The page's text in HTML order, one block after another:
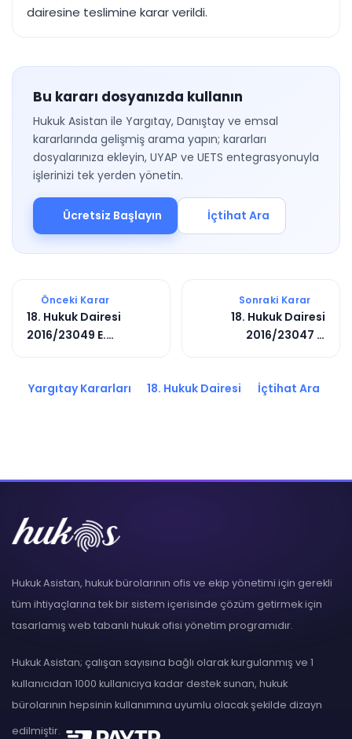
dairesine teslimine karar verildi.
Bu kararı dosyanızda kullanın
Hukuk Asistan ile Yargıtay, Danıştay ve emsal
kararlarında gelişmiş arama yapın; kararları
dosyalarınıza ekleyin, UYAP ve UETS entegrasyonuyla
işlerinizi tek yerden yönetin.
Ücretsiz Başlayın İçtihat Ara
Önceki Karar
18. Hukuk Dairesi
2016/23049 E.
Sonraki Karar
18. Hukuk Dairesi
2016/23047 E.
Yargıtay Kararları 18. Hukuk Dairesi İçtihat Ara
Hukuk Asistan, hukuk bürolarının ofis ve ekip yönetimi için gerekli
tüm ihtiyaçlarına tek bir sistem içerisinde çözüm getirmek için
tasarlamış web tabanlı hukuk ofisi yönetim programıdır.
Hukuk Asistan; çalışan sayısına bağlı olarak kurgulanmış ve 1
kullanıcıdan 1000 kullanıcıya kadar destek sunan, hukuk
bürolarının hepsinin kullanımına uyumlu olacak şekilde dizayn
edilmiştir.